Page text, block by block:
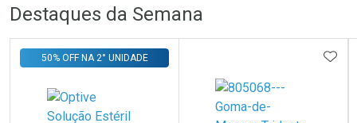
Laboratório
Por Menos
Destaques da Semana
50% OFF NA 2° UNIDADE